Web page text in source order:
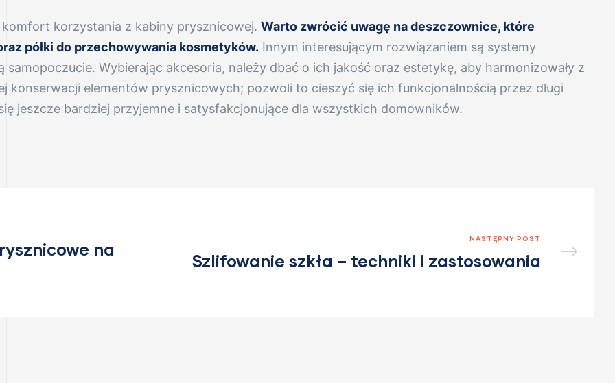
korzystania z kabiny prysznicowej. Warto zwrócić uwagę na deszczownice, które
półki do przechowywania kosmetyków. Innym interesującym rozwiązaniem są systemy
Wybierając akcesoria, należy dbać o ich jakość oraz estetykę, aby harmonizowały z
konserwacji elementów prysznicowych; pozwoli to cieszyć się ich funkcjonalnością przez długi
jeszcze bardziej przyjemne i satysfakcjonujące dla wszystkich domowników.
na
NASTĘPNY POST
Szlifowanie szkła – techniki i zastosowania